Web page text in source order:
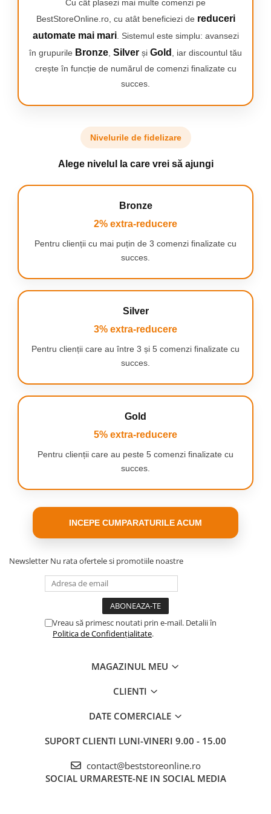
speciale pentru tratarea unghiilor încarnate.
ÎNGRIJIRE PROFESIONALĂ
Kitul de îngrijire a unghiilor este un set complet de
instrumentecare oferă tot ce ai nevoie pentru o îngrijire
profesională și completă a unghiilor, indiferent de afecțiune
Îndepărtarea unghiilor încarnate este una dintre
SPECIFICAȚII
Îngrijire profesională și la domiciliu a unghiilor
Numărul de elemente din set: 8
Unghiere:12,5 cm
Împingător de cuticule:
Clește pentru cuticule:
Carcasă:18,5 cm x 8,5 cm x 3 cm
CARACTERISTICI SUPLIMENTARE:
Rezistență la coroziune
Rezistență la distorsiune
Rezistență la schimbări mari de temperatură
Oleofob și hidrofob
prietenii. Așadar, ai grijă de ele cu setul nostru de
mereu gata pentru orice ocazie.
Cu cât plasezi mai multe comenzi pe
BestStoreOnline.ro, cu atât beneficiezi de reduceri
automate mai mari. Sistemul este simplu: avansezi
în grupurile Bronze Silver și Gold
, iar discountul tău
crește în funcție de numărul de comenzi finalizate cu
succes.
Nivelurile de fidelizare
Alege nivelul la care vrei să ajungi
Bronze
2% extra-reducere
Pentru clienții cu mai puțin de 3 comenzi finalizate cu
succes.
Silver
3% extra-reducere
Pentru clienții care au între 3 și 5 comenzi finalizate cu
succes.
Gold
5% extra-reducere
Pentru clienții care au peste 5 comenzi finalizate cu
succes.
INCEPE CUMPARATURILE ACUM
Newsletter Nu rata ofertele si promotiile noastre
Vreau să primesc noutati prin e-mail. Detalii în
Politica de Confidențialitate.
MAGAZINUL MEU
CLIENTI
DATE COMERCIALE
SUPORT CLIENTI LUNI-VINERI 9.00 - 15.00
contact@beststoreonline.ro
SOCIAL URMARESTE-NE IN SOCIAL MEDIA